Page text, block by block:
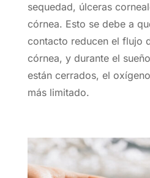
sequedad, úlceras
córnea. Esto se debe a
contacto reducen el flujo
córnea, y durante el
están cerrados, el
más limitado.